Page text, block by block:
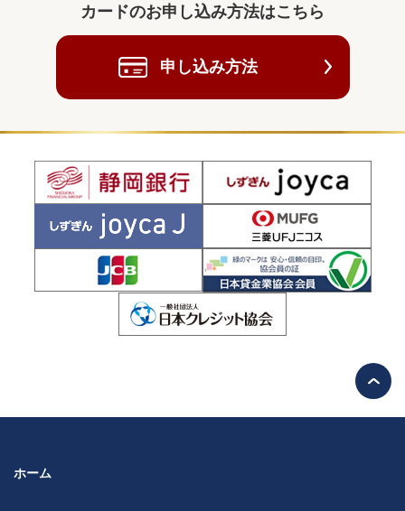
カードのお申し込み方法はこちら
申し込み方法
ホーム